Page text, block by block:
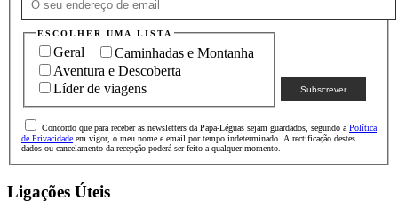
ESCOLHER UMA LISTA
Geral
Caminhadas e Montanha
Aventura e Descoberta
Líder de viagens
Concordo que para receber as newsletters da Papa-Léguas sejam guardados, segundo aPolítica
de Privacidade em vigor, o meu nome e email por tempo indeterminado. A rectificação destes
dados ou cancelamento da recepção poderá ser feito a qualquer momento.
Ligações Úteis